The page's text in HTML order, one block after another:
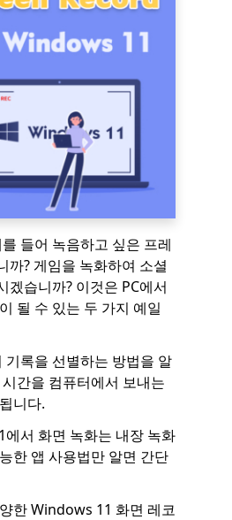
들어 녹음하고 싶은 프레
까? 게임을 녹화하여 소셜
겠습니까? 이것은 PC에서
될 수 있는 두 가지 예일
록을 선별하는 방법을 알
간을 컴퓨터에서 보내는
니다.
서 화면 녹화는 내장 녹화
한 앱 사용법만 알면 간단
한 Windows 11 화면 레코